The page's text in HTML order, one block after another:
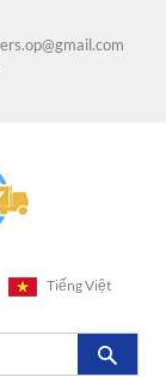
Tiếng Việt